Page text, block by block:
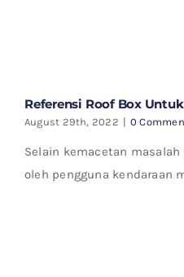
Referensi Roof Box
August 29th, 2022 | 0
Selain kemacetan
oleh pengguna kendaraan